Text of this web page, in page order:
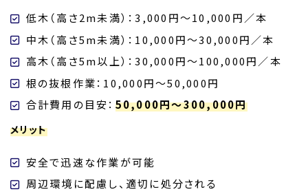
低木（高さ2m未満）：3,000円～10,000円／本
中木（高さ5m未満）：10,000円～30,000円／本
高木（高さ5m以上）：30,000円～100,000円／本
根の抜根作業：10,000円～50,000円
合計費用の目安： 50,000円～300,000円
メリット
安全で迅速な作業が可能
周辺環境に配慮し、適切に処分される